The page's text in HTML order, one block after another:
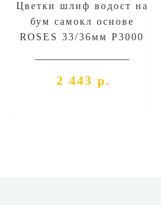
Цветки шлиф водост на
бум самокл основе
ROSES 33/36мм P3000
2 443 р.